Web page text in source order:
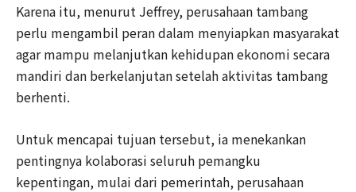
Karena itu, menurut Jeffrey, perusahaan tambang
perlu mengambil peran dalam menyiapkan masyarakat
agar mampu melanjutkan kehidupan ekonomi secara
mandiri dan berkelanjutan setelah aktivitas tambang
berhenti.
Untuk mencapai tujuan tersebut, ia menekankan
pentingnya kolaborasi seluruh pemangku
kepentingan, mulai dari pemerintah, perusahaan